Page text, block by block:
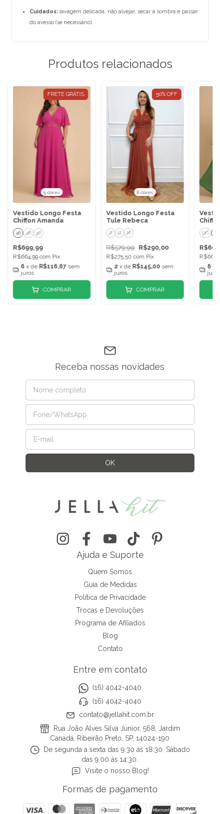
Cuidados: lavagem delicada, não alvejar, secar à sombra e passar
do avesso (se necessário).
Produtos relacionados
FRETE GRÁTIS
5 cores
Vestido Longo Festa
Chiffon Amanda
46 48 50
R$699,99
R$664,99com Pix
6 x de R$116,67 sem
juros
COMPRAR
50%OFF
8 cores
Vestido Longo Festa
Tule Rebeca
P G M
R$579,99 R$290,00
R$275,50com Pix
2 x de R$145,00 sem
juros
COMPRAR
GG
6
Receba nossas novidades
Ajuda e Suporte
Quem Somos
Guia de Medidas
Política de Privacidade
Trocas e Devoluções
Programa de Afiliados
Blog
Contato
Entre em contato
(16) 4042-4040
(16) 4042-4040
contato@jellahit.com.br
Rua João Alves Silva Júnior, 568, Jardim
Canadá, Ribeirão Preto, SP, 14024-190
De segunda a sexta das 9:30 às 18:30. Sábado
das 9:00 às 14:30.
Visite o nosso Blog!
Formas de pagamento